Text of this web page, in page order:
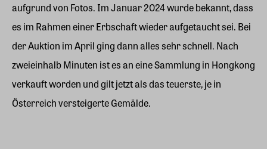
aufgrund von Fotos. Im Januar 2024 wurde bekannt, dass
es im Rahmen einer Erbschaft wieder aufgetaucht sei. Bei
der Auktion im April ging dann alles sehr schnell. Nach
zweieinhalb Minuten ist es an eine Sammlung in Hongkong
verkauft worden und gilt jetzt als das teuerste, je in
Österreich versteigerte Gemälde.